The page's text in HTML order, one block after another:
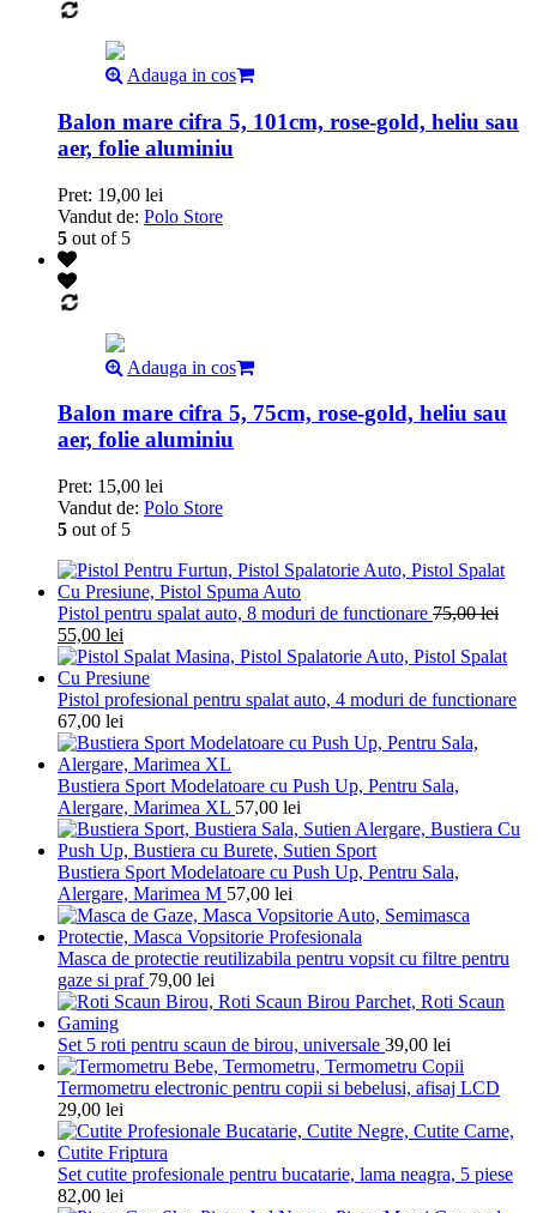
Adauga in cos
Balon mare cifra 5, 101cm, rose-gold, heliu sau
aer, folie aluminiu
Pret: 19,00 lei
Vandut de: Polo Store
5 out of 5
Adauga in cos
Balon mare cifra 5, 75cm, rose-gold, heliu sau
aer, folie aluminiu
Pret: 15,00 lei
Vandut de: Polo Store
5 out of 5
Pistol pentru spalat auto, 8 moduri de functionare 75,00lei
55,00 lei
Pistol profesional pentru spalat auto, 4 moduri de functionare
67,00 lei
Bustiera Sport Modelatoare cu Push Up, Pentru Sala,
Alergare, Marimea XL 57,00 lei
Bustiera Sport Modelatoare cu Push Up, Pentru Sala,
Alergare, Marimea M 57,00 lei
Masca de protectie reutilizabila pentru vopsit cu filtre pentru
gaze si praf 79,00 lei
Set 5 roti pentru scaun de birou, universale 39,00 lei
Termometru electronic pentru copii si bebelusi, afisaj LCD
29,00 lei
Set cutite profesionale pentru bucatarie, lama neagra, 5 piese
82,00 lei